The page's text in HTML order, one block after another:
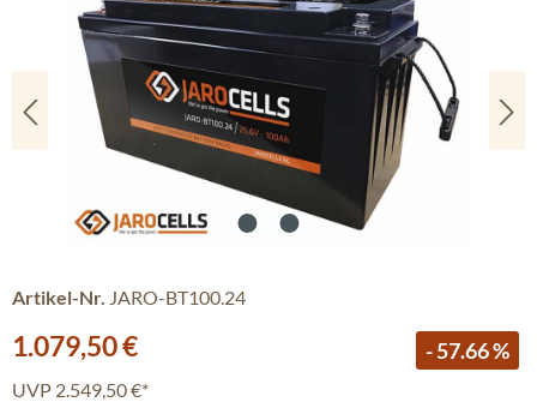
Artikel-Nr. JARO-BT100.24
Verkaufspreis:
1.079,50 € - 57.66 %
UVP 2.549,50 €*